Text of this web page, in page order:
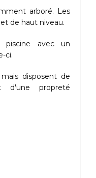
arboré. Les
de haut niveau.
piscine avec un
ci.
disposent de
propreté